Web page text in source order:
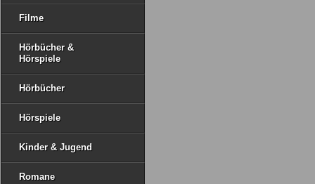
Filme
Hörbücher &
Hörspiele
Hörbücher
Hörspiele
Kinder & Jugend
Romane